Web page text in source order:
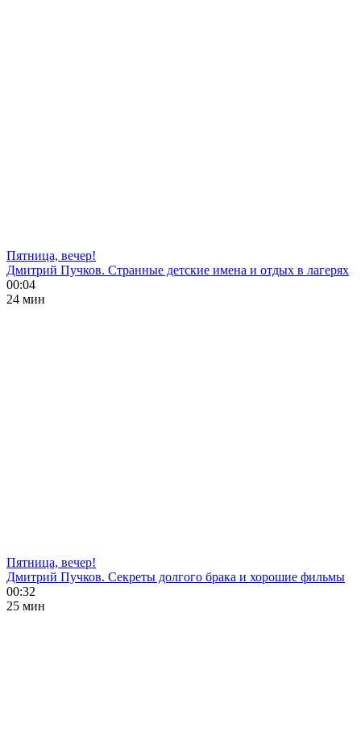
Пятница, вечер!
Дмитрий Пучков. Странные детские имена и отдых в лагерях
00:04
24 мин
Пятница, вечер!
Дмитрий Пучков. Секреты долгого брака и хорошие фильмы
00:32
25 мин